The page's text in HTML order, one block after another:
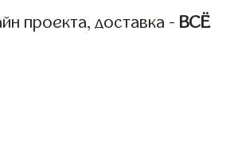
проекта, доставка - ВСЁ